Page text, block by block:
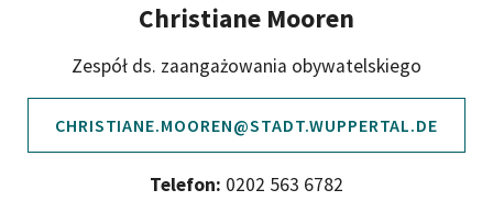
Christiane Mooren
Zespół ds. zaangażowania obywatelskiego
CHRISTIANE.MOOREN@STADT.WUPPERTAL.DE
Telefon: 0202 563 6782